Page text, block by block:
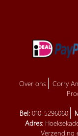
Over ons Corry
Bel: 010-5296060
Adres:
Verzending